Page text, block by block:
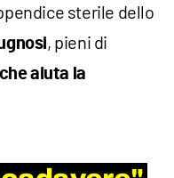
sterile dello
, pieni di
aiuta la